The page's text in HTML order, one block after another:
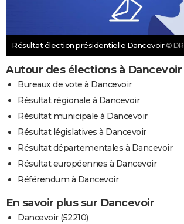
Résultat élection présidentielle Dancevoir © DR
Autour des élections à Dancevoir
Bureaux de vote à Dancevoir
Résultat régionale à Dancevoir
Résultat municipale à Dancevoir
Résultat législatives à Dancevoir
Résultat départementales à Dancevoir
Résultat européennes à Dancevoir
Référendum à Dancevoir
En savoir plus sur Dancevoir
Dancevoir (52210)